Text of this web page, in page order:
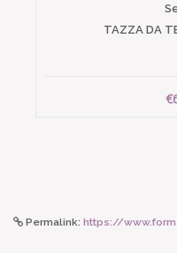
TAZZA DA
Permalink: https://www.formecolori.com:443/it_it/shop/